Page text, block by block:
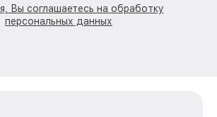
Вы соглашаетесь на обработку
персональных данных